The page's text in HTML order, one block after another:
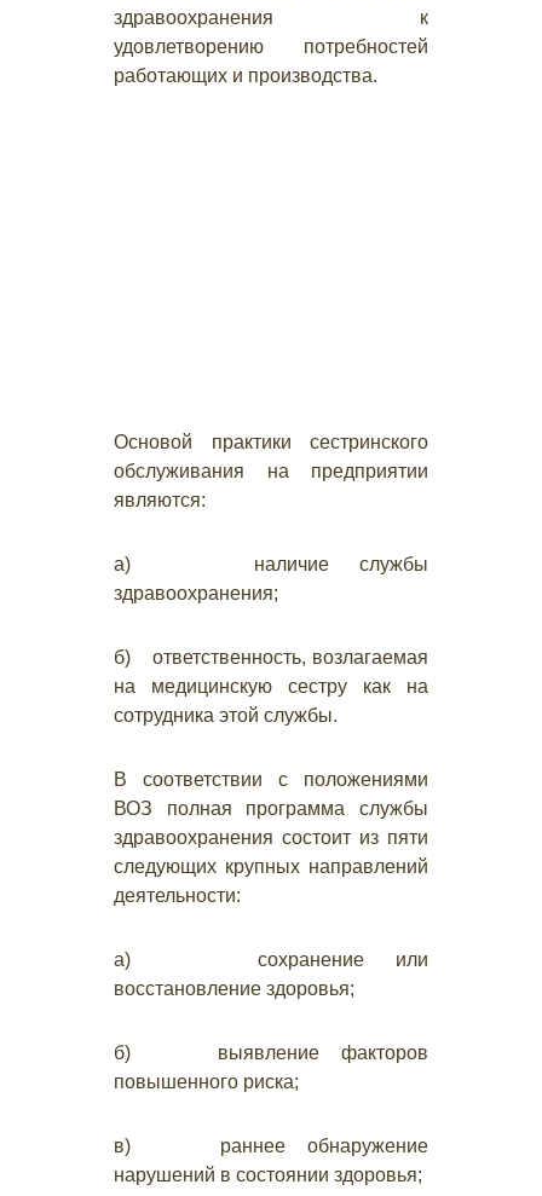
здравоохранения к
удовлетворению потребностей
работающих и производства.
Основой практики сестринского
обслуживания на предприятии
являются:
а) наличие службы
здравоохранения;
б) ответственность, возлагаемая
на медицинскую сестру как на
сотрудника этой службы.
В соответствии с положениями
ВОЗ полная программа службы
здравоохранения состоит из пяти
следующих крупных направлений
деятельности:
а) сохранение или
восстановление здоровья;
б) выявление факторов
повышенного риска;
в) раннее обнаружение
нарушений в состоянии здоровья;